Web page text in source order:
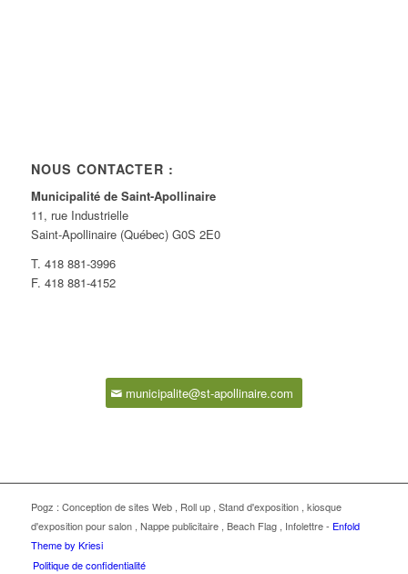
NOUS CONTACTER :
Municipalité de Saint-Apollinaire
11, rue Industrielle
Saint-Apollinaire (Québec) G0S 2E0
T. 418 881-3996
F. 418 881-4152
municipalite@st-apollinaire.com
Pogz : Conception de sites Web Roll up Stand d'exposition kiosque
d'exposition pour salon Nappe publicitaire Beach Flag Infolettre - Enfold
Theme by Kriesi
Politique de confidentialité